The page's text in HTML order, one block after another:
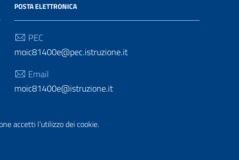
accetti l’utilizzo dei cookie.
POSTA ELETTRONICA
PEC
moic81400e@pec.istruzione.it
Email
moic81400e@istruzione.it